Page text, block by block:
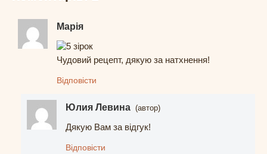
Марія
Чудовий рецепт, дякую за натхнення!
Відповісти
Юлия Левина (автор)
Дякую Вам за відгук!
Відповісти